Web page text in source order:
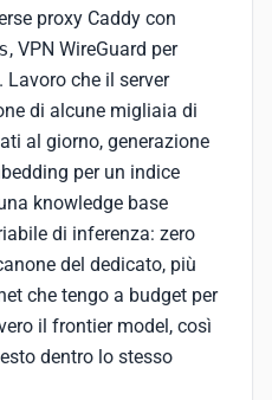
proxy Caddy con
, VPN WireGuard per
che il server
di alcune migliaia di
al giorno, generazione
per un indice
knowledge base
di inferenza: zero
del dedicato, più
che tengo a budget per
il frontier model, così
dentro lo stesso